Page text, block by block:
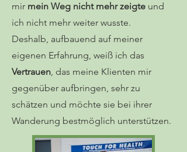
mir mein Weg nicht mehr zeigte und
ich nicht mehr weiter wusste.
Deshalb, aufbauend auf meiner
eigenen Erfahrung, weiß ich das
Vertrauen, das meine Klienten mir
gegenüber aufbringen, sehr zu
schätzen und möchte sie bei ihrer
Wanderung bestmöglich unterstützen.